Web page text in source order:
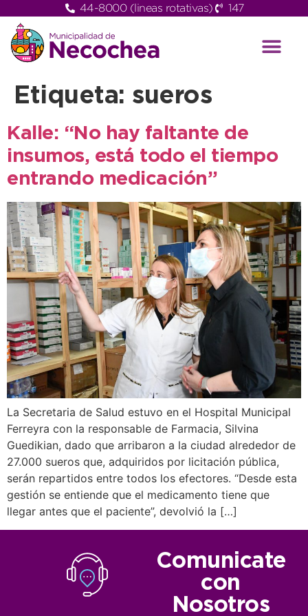
44-8000 (lineas rotativas) 147
Etiqueta: sueros
Kalle: “No hay faltante de
insumos, está todo el tiempo
entrando medicación”
La Secretaria de Salud estuvo en el Hospital Municipal
Ferreyra con la responsable de Farmacia, Silvina
Guedikian, dado que arribaron a la ciudad alrededor de
27.000 sueros que, adquiridos por licitación pública,
serán repartidos entre todos los efectores. “Desde esta
gestión se entiende que el medicamento tiene que
llegar antes que el paciente”, devolvió la […]
Comunicate
con
Nosotros